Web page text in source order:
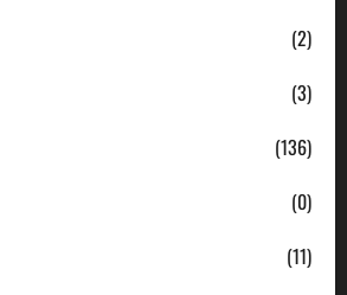
(2)
(3)
(136)
(0)
(11)